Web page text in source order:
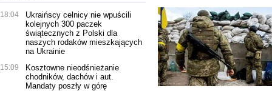
18:04
Ukraińscy celnicy nie wpuścili
kolejnych 300 paczek
świątecznych z Polski dla
naszych rodaków mieszkających
na Ukrainie
15:09
Kosztowne nieodśnieżanie
chodników, dachów i aut.
Mandaty poszły w górę